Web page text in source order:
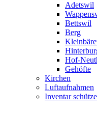
Adetswil
Bettswil
Berg
Hof-
Gehöfte
Kirchen
Luftaufnahmen
Inventar